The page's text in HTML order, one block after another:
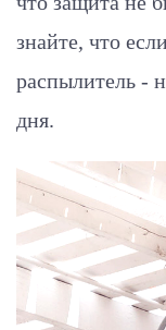
знайте, что
распылитель -
дня.